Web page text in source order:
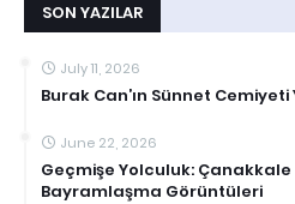
SON YAZILAR
July 11, 2026
Burak Can’ın Sünnet
June 22, 2026
Geçmişe Yolculuk: Çanakkale
Bayramlaşma Görüntüleri